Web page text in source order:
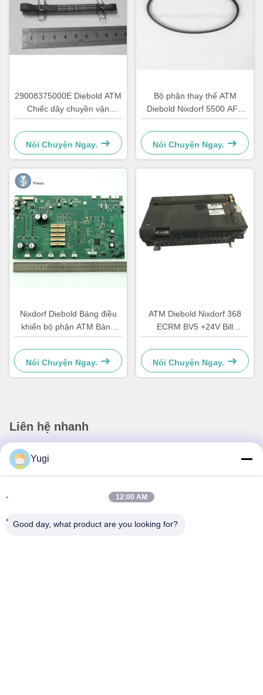
29008375000E Diebold ATM
Chiếc dây chuyền vận
chuyển dây chuyền 67T
Nói Chuyện Ngay.
Bộ phận thay thế ATM
Diebold Nixdorf 5500 AFD
445T Vành đai vận chuyển
2900837500AH
Nói Chuyện Ngay.
Nixdorf Diebold Bảng điều
khiển bộ phận ATM Bảng
chính CCA Discovery
49242480000B
Nói Chuyện Ngay.
ATM Diebold Nixdorf 368
ECRM BV5 +24V Bill
Acceptor Validator Phần
49238415000A
Nói Chuyện Ngay.
Liên hệ nhanh
Địa chỉ
Shunjiang, thị trấn Beijiao, Foshan, Quảng Đông, Trung
Yugi
12:00 AM
Good day, what product are you looking for?